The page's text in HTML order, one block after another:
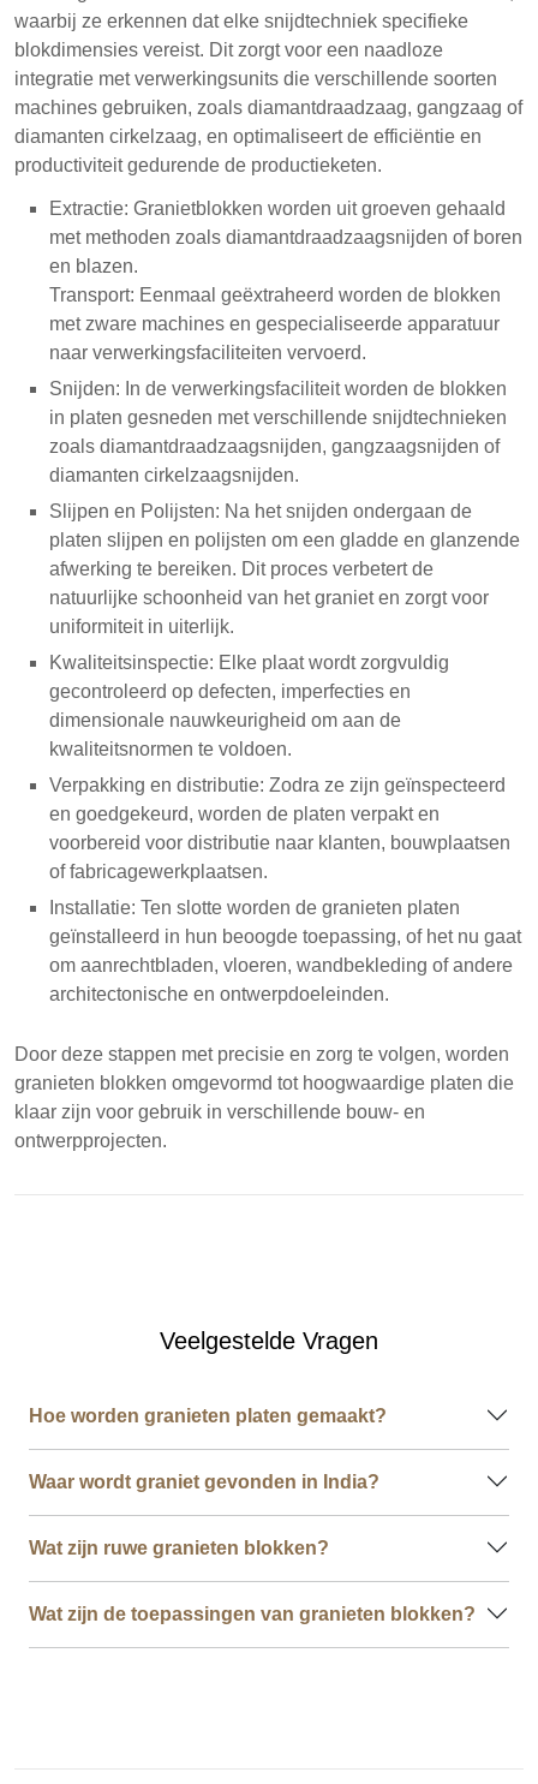
waarbij ze erkennen dat elke snijdtechniek specifieke
blokdimensies vereist. Dit zorgt voor een naadloze
integratie met verwerkingsunits die verschillende soorten
machines gebruiken, zoals diamantdraadzaag, gangzaag of
diamanten cirkelzaag, en optimaliseert de efficiëntie en
productiviteit gedurende de productieketen.
Extractie: Granietblokken worden uit groeven gehaald
met methoden zoals diamantdraadzaagsnijden of boren
en blazen.
Transport: Eenmaal geëxtraheerd worden de blokken
met zware machines en gespecialiseerde apparatuur
naar verwerkingsfaciliteiten vervoerd.
Snijden: In de verwerkingsfaciliteit worden de blokken
in platen gesneden met verschillende snijdtechnieken
zoals diamantdraadzaagsnijden, gangzaagsnijden of
diamanten cirkelzaagsnijden.
Slijpen en Polijsten: Na het snijden ondergaan de
platen slijpen en polijsten om een gladde en glanzende
afwerking te bereiken. Dit proces verbetert de
natuurlijke schoonheid van het graniet en zorgt voor
uniformiteit in uiterlijk.
Kwaliteitsinspectie: Elke plaat wordt zorgvuldig
gecontroleerd op defecten, imperfecties en
dimensionale nauwkeurigheid om aan de
kwaliteitsnormen te voldoen.
Verpakking en distributie: Zodra ze zijn geïnspecteerd
en goedgekeurd, worden de platen verpakt en
voorbereid voor distributie naar klanten, bouwplaatsen
of fabricagewerkplaatsen.
Installatie: Ten slotte worden de granieten platen
geïnstalleerd in hun beoogde toepassing, of het nu gaat
om aanrechtbladen, vloeren, wandbekleding of andere
architectonische en ontwerpdoeleinden.
Door deze stappen met precisie en zorg te volgen, worden
granieten blokken omgevormd tot hoogwaardige platen die
klaar zijn voor gebruik in verschillende bouw- en
ontwerpprojecten.
Veelgestelde Vragen
Hoe worden granieten platen gemaakt?
Waar wordt graniet gevonden in India?
Wat zijn ruwe granieten blokken?
Wat zijn de toepassingen van granieten blokken?